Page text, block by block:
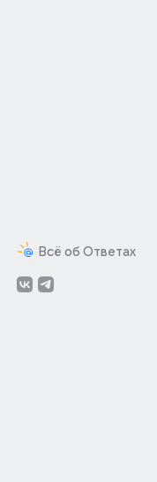
Всё об Ответах